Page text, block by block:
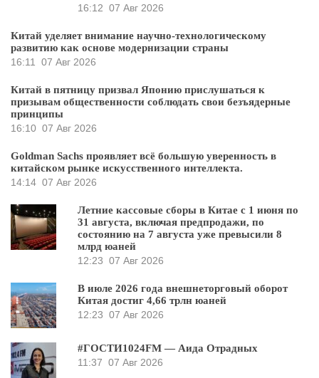
16:12 07 Авг 2026
Китай уделяет внимание научно-технологическому
развитию как основе модернизации страны
16:11
07 Авг 2026
Китай в пятницу призвал Японию прислушаться к
призывам общественности соблюдать свои безъядерные
принципы
16:10 07 Авг 2026
Goldman Sachs проявляет всё большую уверенность в
китайском рынке искусственного интеллекта.
14:14 07 Авг 2026
Летние кассовые сборы в Китае с 1 июня по
31 августа, включая предпродажи, по
состоянию на 7 августа уже превысили 8
млрд юаней
12:23 07 Авг 2026
В июле 2026 года внешнеторговый оборот
Китая достиг 4,66 трлн юаней
12:23 07 Авг 2026
#ГОСТИ1024FM — Аида Отрадных
11:37 07 Авг 2026